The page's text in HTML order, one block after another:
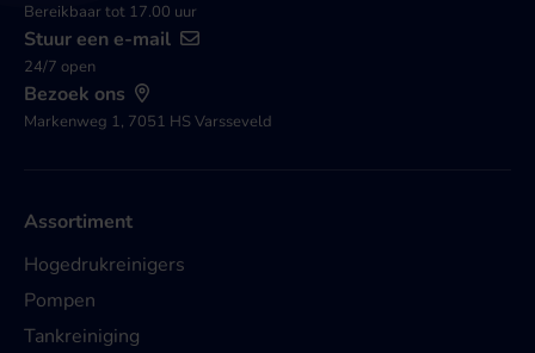
Bereikbaar tot 17.00 uur
Stuur een e-mail
24/7 open
Bezoek ons
Markenweg 1, 7051 HS Varsseveld
Assortiment
Hogedrukreinigers
Pompen
Tankreiniging